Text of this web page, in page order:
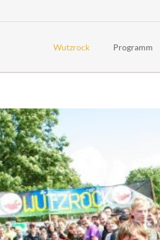
Wutzrock
Rückblick
Geschichte
Politisch
Programm